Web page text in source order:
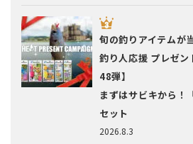
2026.8.3
旬の釣りアイテムが
釣り人応援 プレゼン
48弾】
まずはサビキから！
セット